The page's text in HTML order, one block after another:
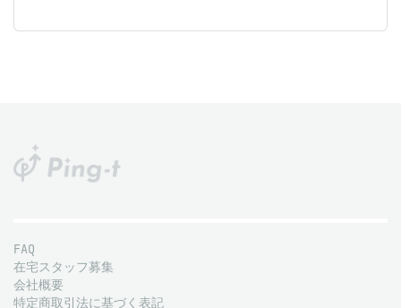
FAQ
在宅スタッフ募集
会社概要
特定商取引法に基づく表記